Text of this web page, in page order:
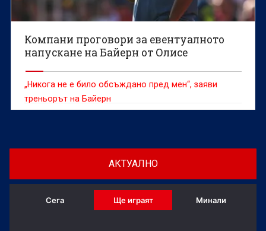
Компани проговори за евентуалното
напускане на Байерн от Олисе
„Никога не е било обсъждано пред мен“, заяви
треньорът на Байерн
АКТУАЛНО
Сега Ще играят Минали